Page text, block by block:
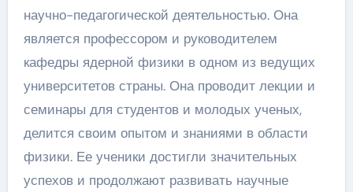
научно-педагогической деятельностью. Она
является профессором и руководителем
кафедры ядерной физики в одном из ведущих
университетов страны. Она проводит лекции и
семинары для студентов и молодых ученых,
делится своим опытом и знаниями в области
физики. Ее ученики достигли значительных
успехов и продолжают развивать научные